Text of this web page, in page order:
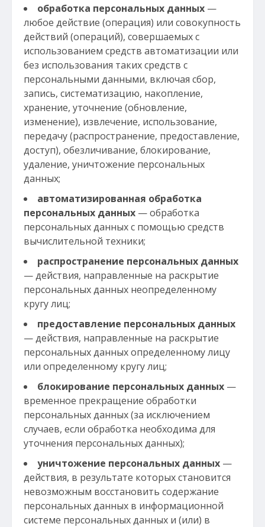
обработка персональных данных —
любое действие (операция) или совокупность
действий (операций), совершаемых с
использованием средств автоматизации или
без использования таких средств с
персональными данными, включая сбор,
запись, систематизацию, накопление,
хранение, уточнение (обновление,
изменение), извлечение, использование,
передачу (распространение, предоставление,
доступ), обезличивание, блокирование,
удаление, уничтожение персональных
данных;
автоматизированная обработка
персональных данных — обработка
персональных данных с помощью средств
вычислительной техники;
распространение персональных данных
— действия, направленные на раскрытие
персональных данных неопределенному
кругу лиц;
предоставление персональных данных
— действия, направленные на раскрытие
персональных данных определенному лицу
или определенному кругу лиц;
блокирование персональных данных —
временное прекращение обработки
персональных данных (за исключением
случаев, если обработка необходима для
уточнения персональных данных);
уничтожение персональных данных —
действия, в результате которых становится
невозможным восстановить содержание
персональных данных в информационной
системе персональных данных и (или) в